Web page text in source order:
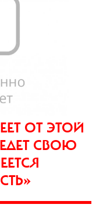
ОТ ЭТОЙ
СВОЮ